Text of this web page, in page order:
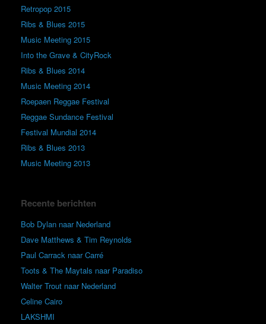
Retropop 2015
Ribs & Blues 2015
Music Meeting 2015
Into the Grave & CityRock
Ribs & Blues 2014
Music Meeting 2014
Roepaen Reggae Festival
Reggae Sundance Festival
Festival Mundial 2014
Ribs & Blues 2013
Music Meeting 2013
Recente berichten
Bob Dylan naar Nederland
Dave Matthews & Tim Reynolds
Paul Carrack naar Carré
Toots & The Maytals naar Paradiso
Walter Trout naar Nederland
Celine Cairo
LAKSHMI